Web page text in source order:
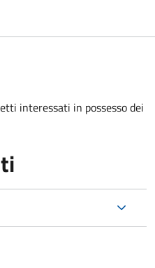
interessati in possesso dei